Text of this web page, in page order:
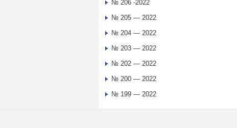
№ 206 -2022
№ 205 — 2022
№ 204 — 2022
№ 203 — 2022
№ 202 — 2022
№ 200 — 2022
№ 199 — 2022